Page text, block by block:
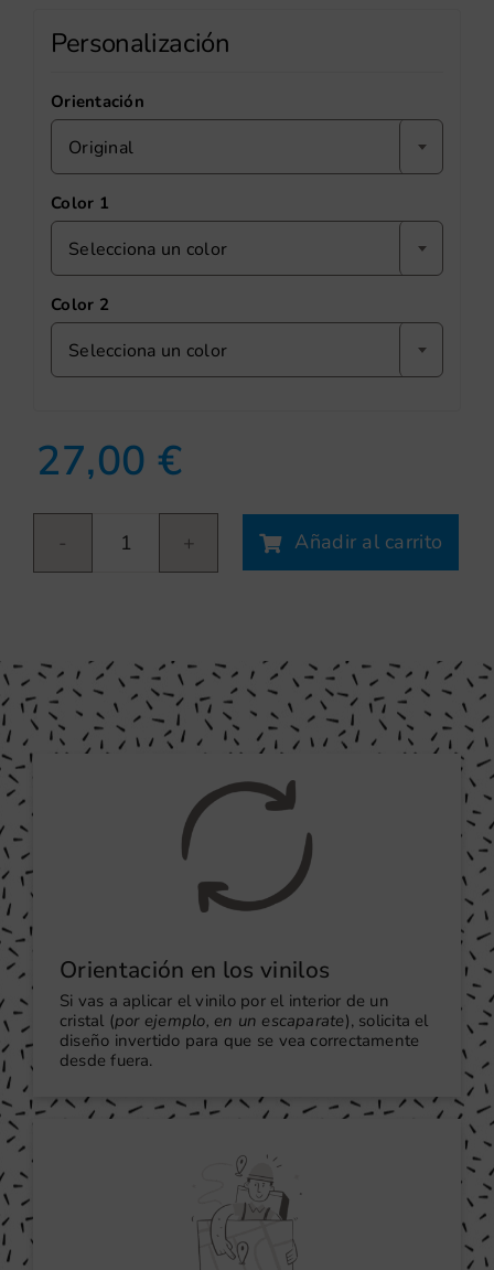
Personalización
Orientación
Original
Color 1
Selecciona un color
Color 2
Selecciona un color
27,00€
Plant
Circle
Añadir al carrito
Orientación en los vinilos
Si vas a aplicar el vinilo por el interior de un
cristal (por ejemplo, en un escaparate), solicita el
diseño invertido para que se vea correctamente
desde fuera.